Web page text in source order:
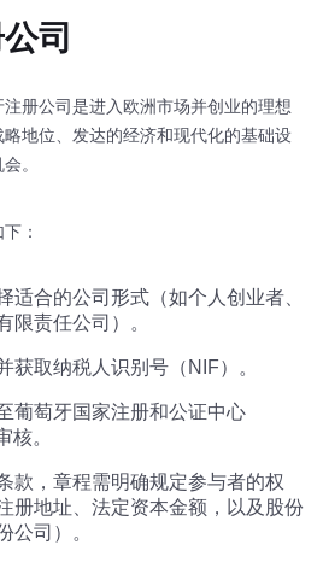
司
册公司是进入欧洲市场并创业的理想
地位、发达的经济和现代化的基础设
。
：
适合的公司形式（如个人创业者、
限责任公司）。
获取纳税人识别号（NIF）。
葡萄牙国家注册和公证中心
核。
款，章程需明确规定参与者的权
册地址、法定资本金额，以及股份
公司）。